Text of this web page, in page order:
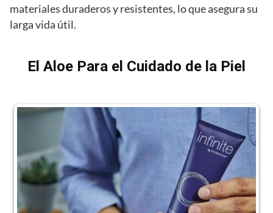
materiales duraderos y resistentes, lo que asegura su
larga vida útil.
El Aloe Para el Cuidado de la Piel